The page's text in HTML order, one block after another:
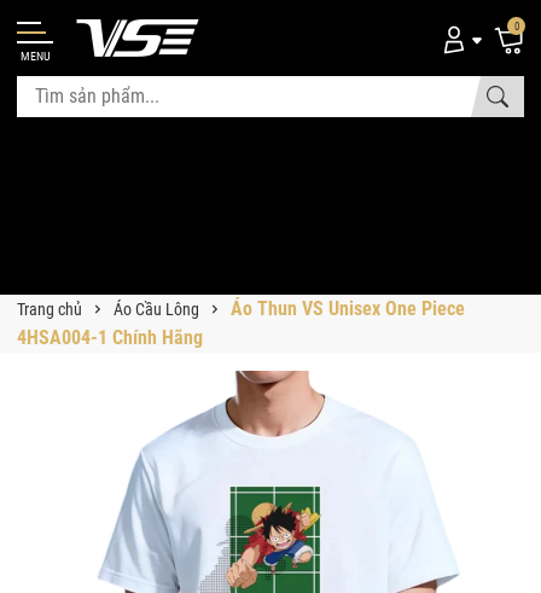
MENU
0
Trang chủ Áo Cầu Lông
Áo Thun VS Unisex One Piece
4HSA004-1 Chính Hãng